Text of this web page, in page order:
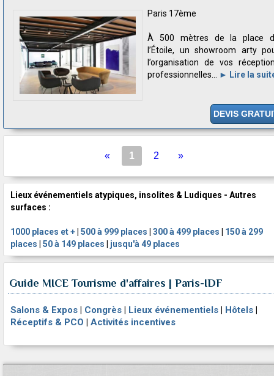
Paris 17ème
À 500 mètres de la place
l’Étoile, un showroom arty
l’organisation de vos
professionnelles... ► Lire la
DEVIS
« 1 2 »
Lieux événementiels atypiques, insolites & Ludiques - Autres
surfaces :
1000 places et + 500 à 999 places 300 à 499 places
150 à 299
places
50 à 149 places jusqu'à 49 places
Guide MICE Tourisme d'affaires | Paris-IDF
Salons & Expos | Congrès | Lieux événementiels | Hôtels |
Réceptifs & PCO | Activités incentives